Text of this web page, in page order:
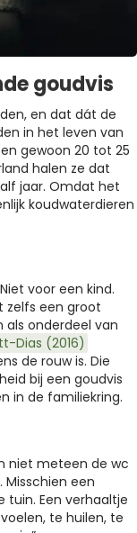
goudvis
en dat dát de
in het leven van
gewoon 20 tot 25
halen ze dat
jaar. Omdat het
koudwaterdieren
voor een kind.
zelfs een groot
onderdeel van
Dias (2016)
de rouw is. Die
bij een goudvis
in de familiekring.
niet meteen de wc
Misschien een
tuin. Een verhaaltje
te huilen, te